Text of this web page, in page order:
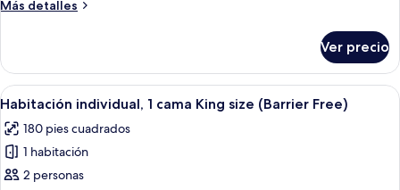
Queen
sofabed)
Más detalles
Más
triple
(2
Queen
sofabed)
Ver precio
Abrir
todas
las
fotos
de
Habitación de hotel con cama,
4
Habitación individual, 1 cama King size (Barrier Free)
180 pies cuadrados
1 habitación
2 personas